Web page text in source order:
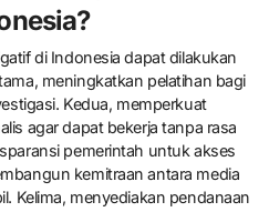
reguler menunjukkan
laporan mereka. Pendidikan
jurnalis untuk tetap relevan
bidangnya. Dengan demikian,
peran krusial dalam
investigatif.
yang dapat